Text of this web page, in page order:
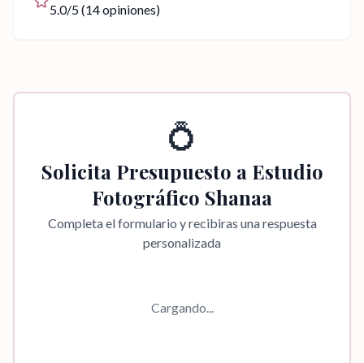
5.0/5 (14opiniones)
💍
Solicita Presupuesto a Estudio
Fotográfico Shanaa
Completa el formulario y recibiras una respuesta
personalizada
Cargando...